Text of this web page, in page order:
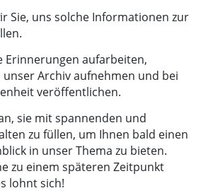
Sie, uns solche Informationen zur
Erinnerungen aufarbeiten,
Archiv aufnehmen und bei
veröffentlichen.
sie mit spannenden und
zu füllen, um Ihnen bald einen
in unser Thema zu bieten.
zu einem späteren Zeitpunkt
lohnt sich!